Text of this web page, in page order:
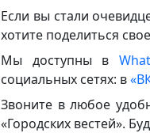
Если вы стали
хотите поделиться
Мы доступны в
социальных сетях: в
Звоните в любое
«Городских вестей».